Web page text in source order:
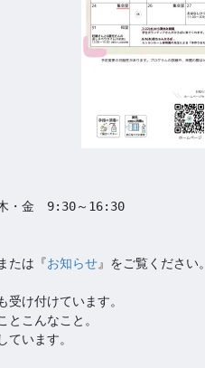
・金　9:30～16:30
たは『お知らせ』をご覧ください。
受け付けています。
とこんなこと。
ています。